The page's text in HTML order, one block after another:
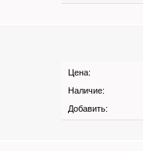
Цена:
Наличие:
Добавить: